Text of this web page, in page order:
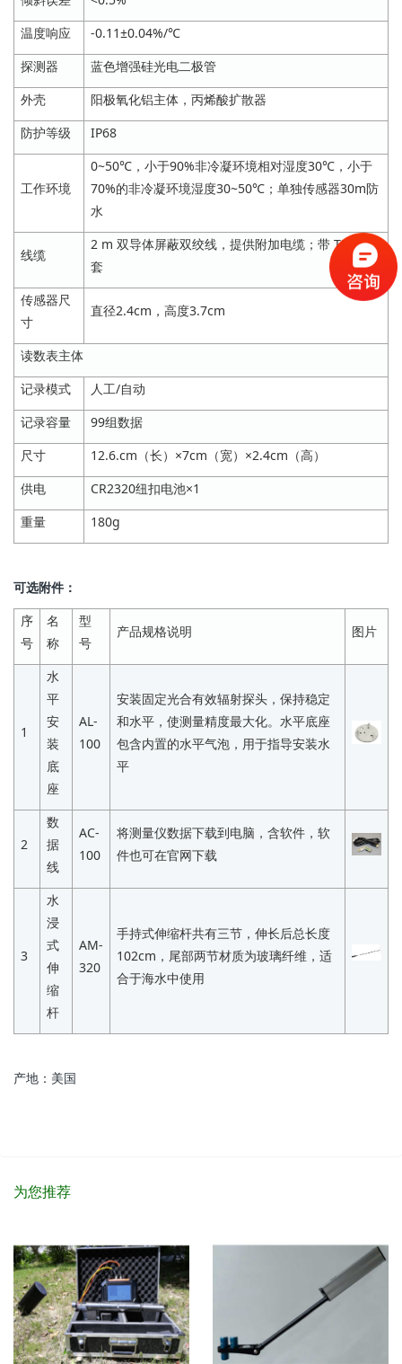
温度响应
-0.11±0.04%/℃
探测器
蓝色增强硅光电二极管
外壳
阳极氧化铝主体，丙烯酸扩散器
防护等级
IP68
工作环境
0~50℃，小于90%非冷凝环境相对湿度30℃，小于
70%的非冷凝环境湿度30~50℃；单独传感器30m防
水
线缆
2 m 双导体屏蔽双绞线，提供附加电缆；带 TPR 护
套
传感器尺
寸
直径2.4cm，高度3.7cm
读数表主体
记录模式
人工/自动
记录容量
99组数据
尺寸
12.6.cm（长）×7cm（宽）×2.4cm（高）
供电
CR2320纽扣电池×1
重量
180g
可选附件：
序
号
名
称
型
号
产品规格说明 图片
1
水
平
安
装
底
座
AL-
100
安装固定光合有效辐射探头，保持稳定
和水平，使测量精度最大化。水平底座
包含内置的水平气泡，用于指导安装水
平
2
数
据
线
AC-
100
将测量仪数据下载到电脑，含软件，软
件也可在官网下载
3
水
浸
式
伸
缩
杆
AM-
320
手持式伸缩杆共有三节，伸长后总长度
102cm，尾部两节材质为玻璃纤维，适
合于海水中使用
产地：美国
为您推荐